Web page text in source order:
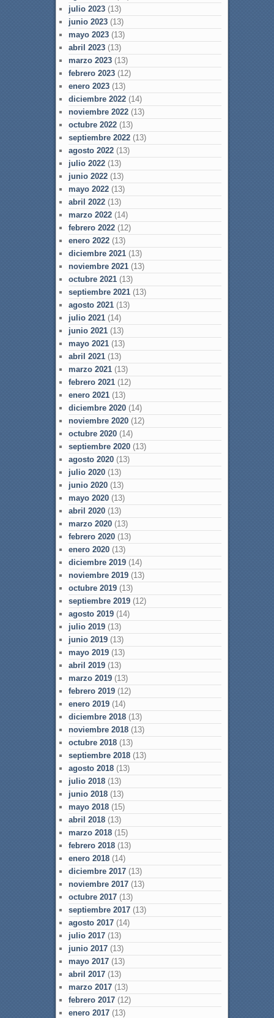
julio 2023(13)
junio 2023(13)
mayo 2023(13)
abril 2023(13)
marzo 2023(13)
febrero 2023(12)
enero 2023(13)
diciembre 2022(14)
noviembre 2022(13)
octubre 2022(13)
septiembre 2022(13)
agosto 2022(13)
julio 2022(13)
junio 2022(13)
mayo 2022(13)
abril 2022(13)
marzo 2022(14)
febrero 2022(12)
enero 2022(13)
diciembre 2021(13)
noviembre 2021(13)
octubre 2021(13)
septiembre 2021(13)
agosto 2021(13)
julio 2021(14)
junio 2021(13)
mayo 2021(13)
abril 2021(13)
marzo 2021(13)
febrero 2021(12)
enero 2021(13)
diciembre 2020(14)
noviembre 2020(12)
octubre 2020(14)
septiembre 2020(13)
agosto 2020(13)
julio 2020(13)
junio 2020(13)
mayo 2020(13)
abril 2020(13)
marzo 2020(13)
febrero 2020(13)
enero 2020(13)
diciembre 2019(14)
noviembre 2019(13)
octubre 2019(13)
septiembre 2019(12)
agosto 2019(14)
julio 2019(13)
junio 2019(13)
mayo 2019(13)
abril 2019(13)
marzo 2019(13)
febrero 2019(12)
enero 2019(14)
diciembre 2018(13)
noviembre 2018(13)
octubre 2018(13)
septiembre 2018(13)
agosto 2018(13)
julio 2018(13)
junio 2018(13)
mayo 2018(15)
abril 2018(13)
marzo 2018(15)
febrero 2018(13)
enero 2018(14)
diciembre 2017(13)
noviembre 2017(13)
octubre 2017(13)
septiembre 2017(13)
agosto 2017(14)
julio 2017(13)
junio 2017(13)
mayo 2017(13)
abril 2017(13)
marzo 2017(13)
febrero 2017(12)
enero 2017(13)